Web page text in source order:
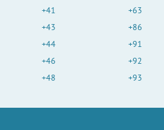
+41
+43
+44
+46
+48
+63
+86
+91
+92
+93